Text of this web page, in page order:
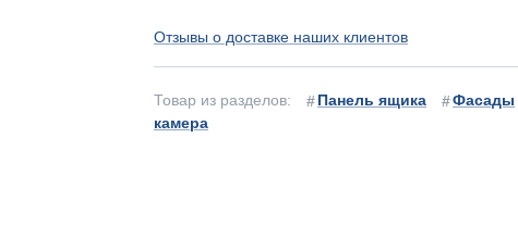
Отзывы о доставке наших клиентов
Товар из разделов: Панель ящика Фасады
камера